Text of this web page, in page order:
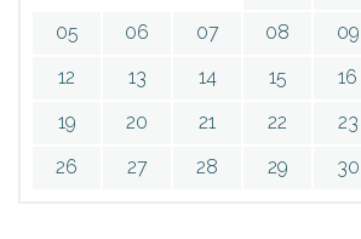
05
06 07 08 09
12
13 14 15 16
19
20 21 22 23
26
27 28 29 30